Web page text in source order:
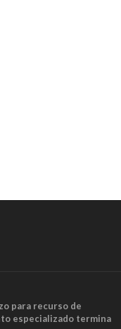
para recurso de
especializado termina